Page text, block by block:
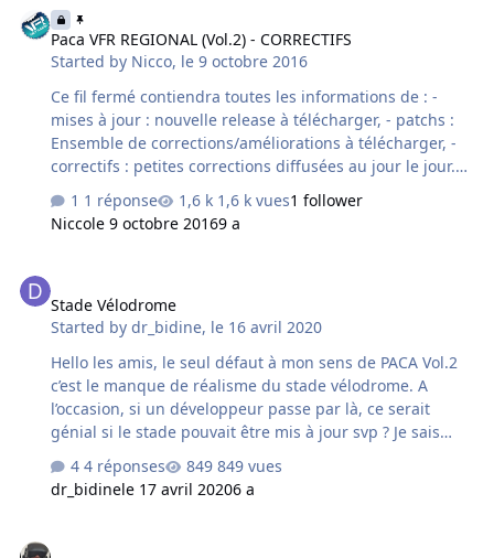
Paca VFR REGIONAL (Vol.2) - CORRECTIFS
Started by Nicco, le 9 octobre 2016
Ce fil fermé contiendra toutes les informations de : -
mises à jour : nouvelle release à télécharger, - patchs :
Ensemble de corrections/améliorations à télécharger, -
correctifs : petites corrections diffusées au jour le jour.
Un patch inclus tous les correctifs antérieurs Une
release inclus tous les patchs antérieurs.
1 réponse 1,6 k vues1 follower
Niccole 9 octobre 20169 a
Stade Vélodrome
Started bydr_bidine, le 16 avril 2020
Hello les amis, le seul défaut à mon sens de PACA Vol.2
c’est le manque de réalisme du stade vélodrome. A
l’occasion, si un développeur passe par là, ce serait
génial si le stade pouvait être mis à jour svp ? Je sais
bien qu’il y a probablement d’autres priorités en ce
moment, donc à l’occasion ce serait génial Merci que par
avance.
4 réponses
849 vues
dr_bidinele 17 avril 20206 a